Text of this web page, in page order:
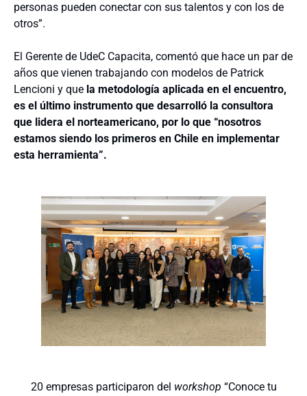
personas pueden conectar con sus talentos y con los de
otros”.
El Gerente de UdeC Capacita, comentó que hace un par de
años que vienen trabajando con modelos de Patrick
Lencioni y que la metodología aplicada en el encuentro,
es el último instrumento que desarrolló la consultora
que lidera el norteamericano, por lo que “nosotros
estamos siendo los primeros en Chile en implementar
esta herramienta”.
20 empresas participaron del workshop “Conoce tu